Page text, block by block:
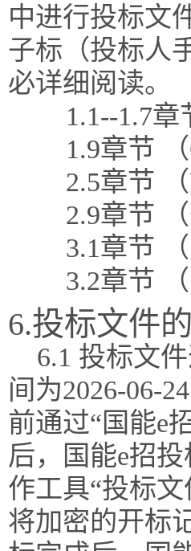
中进行投标文
子标（投标人
必详细阅读。
1.1--1.7
1.9章节
2.5章节
2.9章节
3.1章节
3.2章节
6.投标文件
6.1 投标文
间为2026-06-
前通过“国能e
后，国能e招
作工具“投标
将加密的开标